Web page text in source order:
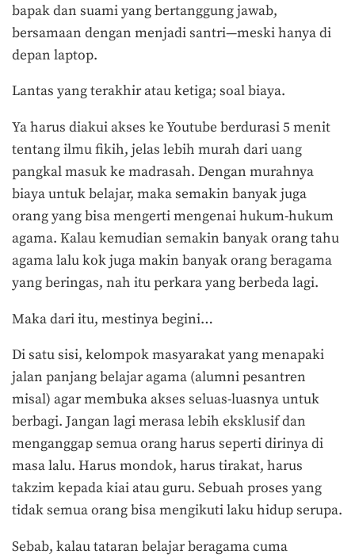
bapak dan suami yang bertanggung jawab,
bersamaan dengan menjadi santri—meski hanya di
depan laptop.
Lantas yang terakhir atau ketiga; soal biaya.
Ya harus diakui akses ke Youtube berdurasi 5 menit
tentang ilmu fikih, jelas lebih murah dari uang
pangkal masuk ke madrasah. Dengan murahnya
biaya untuk belajar, maka semakin banyak juga
orang yang bisa mengerti mengenai hukum-hukum
agama. Kalau kemudian semakin banyak orang tahu
agama lalu kok juga makin banyak orang beragama
yang beringas, nah itu perkara yang berbeda lagi.
Maka dari itu, mestinya begini…
Di satu sisi, kelompok masyarakat yang menapaki
jalan panjang belajar agama (alumni pesantren
misal) agar membuka akses seluas-luasnya untuk
berbagi. Jangan lagi merasa lebih eksklusif dan
menganggap semua orang harus seperti dirinya di
masa lalu. Harus mondok, harus tirakat, harus
takzim kepada kiai atau guru. Sebuah proses yang
tidak semua orang bisa mengikuti laku hidup serupa.
Sebab, kalau tataran belajar beragama cuma